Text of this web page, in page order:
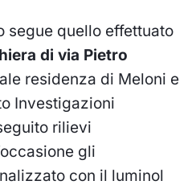
segue quello effettuato
di via Pietro
residenza di Meloni e
Investigazioni
rilievi
gli
con il luminol